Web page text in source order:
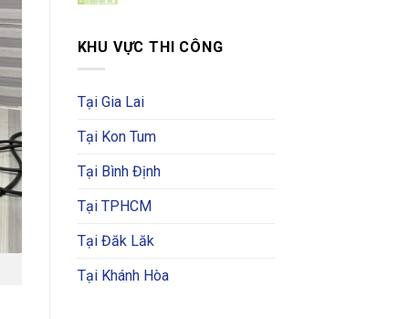
KHU VỰC THI CÔNG
Tại Gia Lai
Tại Kon Tum
Tại Bình Định
Tại TPHCM
Tại Đăk Lăk
Tại Khánh Hòa